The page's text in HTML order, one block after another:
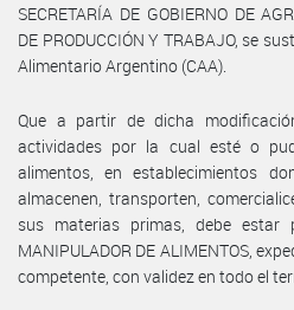
SECRETARÍA DE GOBIERNO DE
DE PRODUCCIÓN Y TRABAJO, se
Alimentario Argentino (CAA).
Que a partir de dicha
actividades por la cual esté o
alimentos, en establecimientos
almacenen, transporten,
sus materias primas, debe estar
MANIPULADOR DE ALIMENTOS,
competente, con validez en todo el